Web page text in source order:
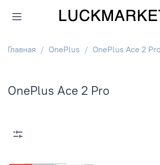
Главная OnePlus OnePlus Ace 2 Pro
OnePlus Ace 2 Pro